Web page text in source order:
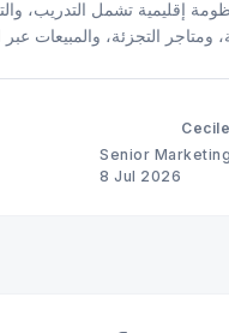
إقليمية تشمل التدريب،
ومتاجر التجزئة، والمبيعات عبر
Senior
8 Jul 2026